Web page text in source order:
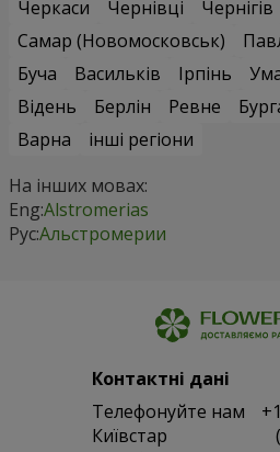
Черкаси
Чернівці
Чернігів
Самар (Новомосковськ)
Буча
Васильків Ірпінь
Відень
Берлін Ревне
Варна
інші регіони
На інших мовах:
Eng:Alstromerias
Рус:Альстромерии
Контактні дані
Телефонуйте нам
Київстар